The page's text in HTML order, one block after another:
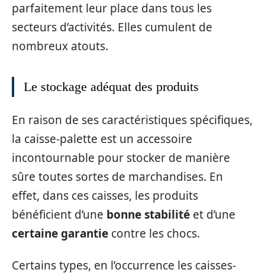
parfaitement leur place dans tous les
secteurs d’activités. Elles cumulent de
nombreux atouts.
Le stockage adéquat des produits
En raison de ses caractéristiques spécifiques,
la caisse-palette est un accessoire
incontournable pour stocker de manière
sûre toutes sortes de marchandises. En
effet, dans ces caisses, les produits
bénéficient d’une bonne stabilité et d’une
certaine garantie contre les chocs.
Certains types, en l’occurrence les caisses-